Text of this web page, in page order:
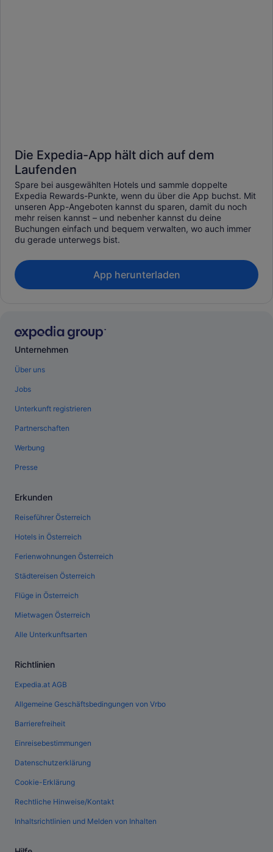
Die Expedia-App hält dich auf dem
Laufenden
Spare bei ausgewählten Hotels und sammle doppelte
Expedia Rewards-Punkte, wenn du über die App buchst. Mit
unseren App-Angeboten kannst du sparen, damit du noch
mehr reisen kannst – und nebenher kannst du deine
Buchungen einfach und bequem verwalten, wo auch immer
du gerade unterwegs bist.
App herunterladen
Unternehmen
Über uns
Jobs
Unterkunft registrieren
Partnerschaften
Werbung
Presse
Erkunden
Reiseführer Österreich
Hotels in Österreich
Ferienwohnungen Österreich
Städtereisen Österreich
Flüge in Österreich
Mietwagen Österreich
Alle Unterkunftsarten
Richtlinien
Expedia.at AGB
Allgemeine Geschäftsbedingungen von Vrbo
Barrierefreiheit
Einreisebestimmungen
Datenschutzerklärung
Cookie-Erklärung
Rechtliche Hinweise/Kontakt
Inhaltsrichtlinien und Melden von Inhalten